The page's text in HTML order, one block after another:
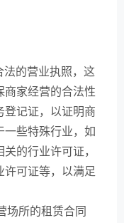
法的营业执照，这
商家经营的合法性
登记证，以证明商
一些特殊行业，如
的行业许可证，
可证等，以满足
场所的租赁合同